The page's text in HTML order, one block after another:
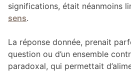
significations, était néanmoins
sens.
La réponse donnée, prenait
question ou d’un ensemble
paradoxal, qui permettait